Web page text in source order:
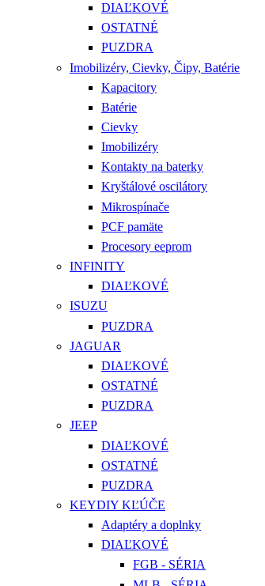
DIAĽKOVÉ
OSTATNÉ
PUZDRA
Imobilizéry, Cievky, Čipy, Batérie
Kapacitory
Batérie
Cievky
Imobilizéry
Kontakty na baterky
Kryštálové oscilátory
Mikrospínače
PCF pamäte
Procesory eeprom
INFINITY
DIAĽKOVÉ
ISUZU
PUZDRA
JAGUAR
DIAĽKOVÉ
OSTATNÉ
PUZDRA
JEEP
DIAĽKOVÉ
OSTATNÉ
PUZDRA
KEYDIY KĽÚČE
Adaptéry a doplnky
DIAĽKOVÉ
FGB - SÉRIA